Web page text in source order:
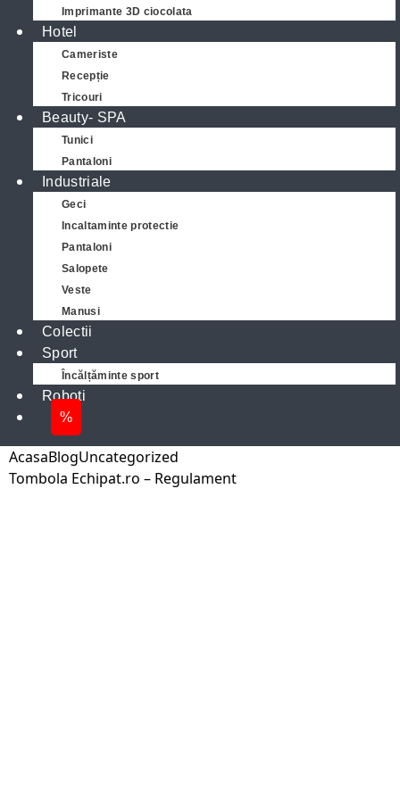
Imprimante 3D ciocolata
Hotel
Cameriste
Recepție
Tricouri
Beauty- SPA
Tunici
Pantaloni
Industriale
Geci
Incaltaminte protectie
Pantaloni
Salopete
Veste
Manusi
Colectii
Sport
Încălțăminte sport
Roboti
%
AcasaBlogUncategorized
Tombola Echipat.ro – Regulament